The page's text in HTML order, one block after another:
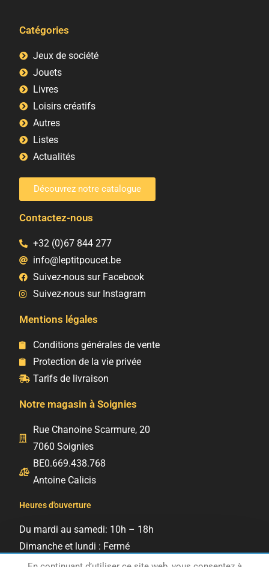
Catégories
Jeux de société
Jouets
Livres
Loisirs créatifs
Autres
Listes
Actualités
Découvrez notre catalogue
Contactez-nous
+32 (0)67 844 277
info@leptitpoucet.be
Suivez-nous sur Facebook
Suivez-nous sur Instagram
Mentions légales
Conditions générales de vente
Protection de la vie privée
Tarifs de livraison
Notre magasin à Soignies
Rue Chanoine Scarmure, 20
7060 Soignies
BE0.669.438.768
Antoine Calicis
Heures d'ouverture
Du mardi au samedi: 10h – 18h
Dimanche et lundi : Fermé